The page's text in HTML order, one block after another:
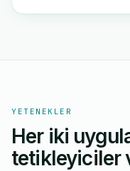
YETENEKLER
Her iki
tetikleyiciler